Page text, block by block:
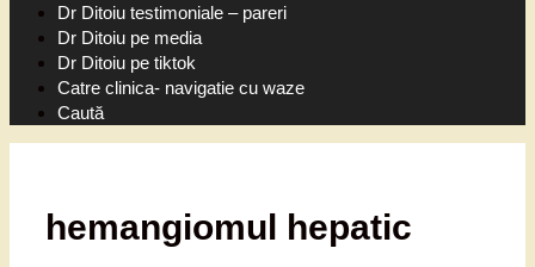
Dr Ditoiu testimoniale – pareri
Dr Ditoiu pe media
Dr Ditoiu pe tiktok
Catre clinica- navigatie cu waze
Caută
hemangiomul hepatic